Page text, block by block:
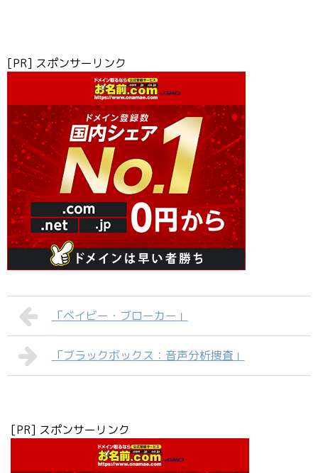
[PR] スポンサーリンク
「ベイビー・ブローカー」
「ブラックボックス：音声分析捜査」
[PR] スポンサーリンク